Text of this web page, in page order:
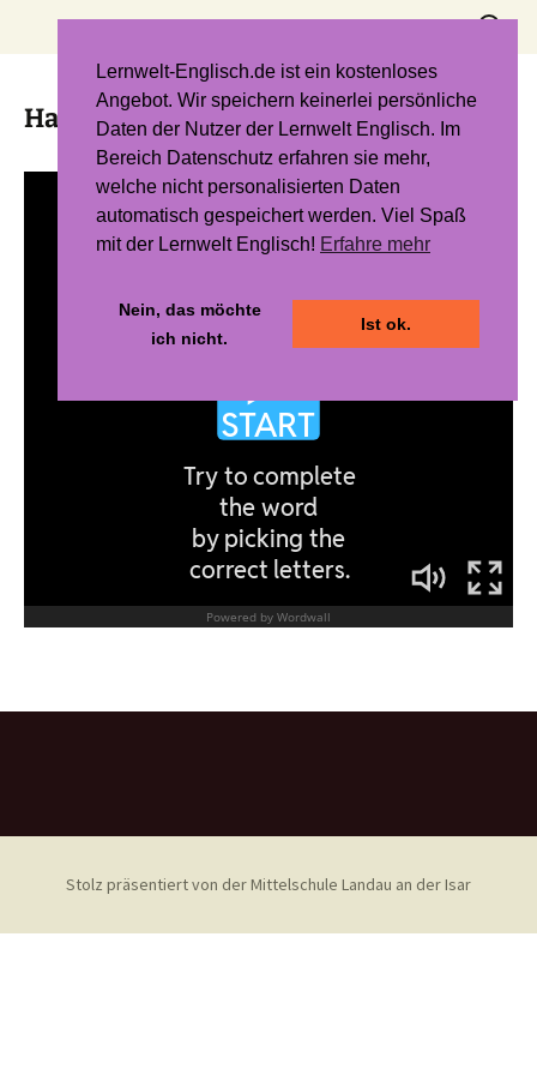
Suchen
Hangman 3 – Unit 4
Stolz präsentiert von der Mittelschule Landau an der Isar
Lernwelt-Englisch.de ist ein kostenloses
Angebot. Wir speichern keinerlei persönliche
Daten der Nutzer der Lernwelt Englisch. Im
Bereich Datenschutz erfahren sie mehr,
welche nicht personalisierten Daten
automatisch gespeichert werden. Viel Spaß
mit der Lernwelt Englisch! Erfahre mehr
Nein, das möchte
ich nicht.
Ist ok.